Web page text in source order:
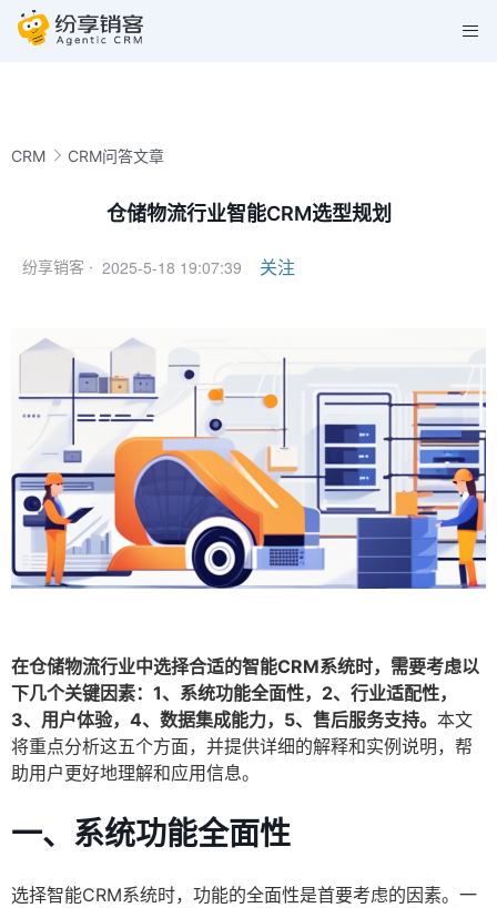
CRM CRM问答文章
仓储物流行业智能CRM选型规划
纷享销客 · 2025-5-18 19:07:39 关注
在仓储物流行业中选择合适的智能CRM系统时，需要考虑以
下几个关键因素：1、系统功能全面性，2、行业适配性，
3、用户体验，4、数据集成能力，5、售后服务支持。 本文
将重点分析这五个方面，并提供详细的解释和实例说明，帮
助用户更好地理解和应用信息。
一、系统功能全面性
选择智能CRM系统时，功能的全面性是首要考虑的因素。一